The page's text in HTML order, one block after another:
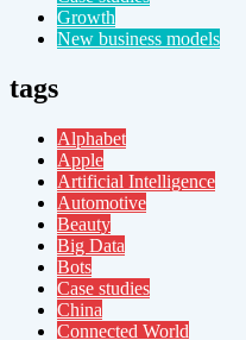
Growth
New business models
tags
Alphabet
Apple
Artificial Intelligence
Automotive
Beauty
Big Data
Bots
Case studies
China
Connected World